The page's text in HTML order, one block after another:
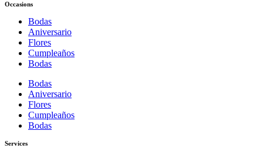
Occasions
Bodas
Aniversario
Flores
Cumpleaños
Bodas
Bodas
Aniversario
Flores
Cumpleaños
Bodas
Services